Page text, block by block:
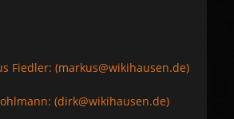
Fiedler: (markus@wikihausen.de)
(dirk@wikihausen.de)